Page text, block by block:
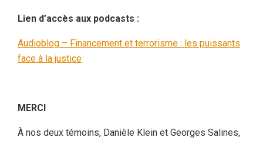
Lien d’accès aux podcasts :
Audioblog – Financement et terrorisme : les puissants
face à la justice
MERCI
À nos deux témoins, Danièle Klein et Georges Salines,